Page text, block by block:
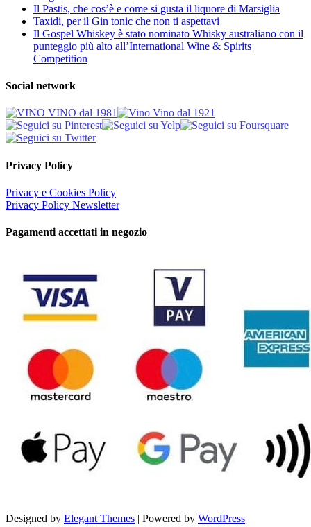
Il Pastis, che cos’è e come si gusta il liquore di Marsiglia
Taxidi, per il Gin tonic che non ti aspettavi
Il Gospel Whiskey è stato nominato Whisky australiano con il
punteggio più alto all’International Wine & Spirits
Competition
Social network
Privacy Policy
Privacy e Cookies Policy
Privacy Policy Newsletter
Pagamenti accettati in negozio
Designed by Elegant Themes | Powered by WordPress